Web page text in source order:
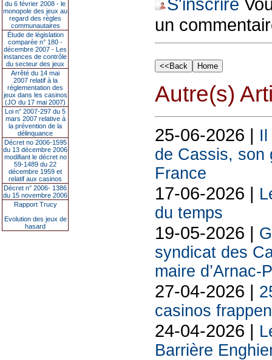
du 6 février 2008 - le
monopole des jeux au
regard des règles
communautaires
Étude de législation
comparée n° 180 -
décembre 2007 - Les
instances de contrôle
du secteur des jeux
Arrêté du 14 mai
2007 relatif à la
réglementation des
jeux dans les casinos
(JO du 17 mai 2007)
Loi n° 2007-297 du 5
mars 2007 relative à
la prévention de la
délinquance
Décret no 2006-1595
du 13 décembre 2006
modifiant le décret no
59-1489 du 22
décembre 1959 et
relatif aux casinos
Décret n° 2006- 1386
du 15 novembre 2006
Rapport Trucy
Evolution des jeux de
hasard
S'inscrire
un
Autre(s)
25-06-2026 | Il
de Cassis, son
France
17-06-2026 |
du temps
19-05-2026 |
syndicat des
maire d’Arnac-
27-04-2026 |
casinos
24-04-2026 |
Barrière